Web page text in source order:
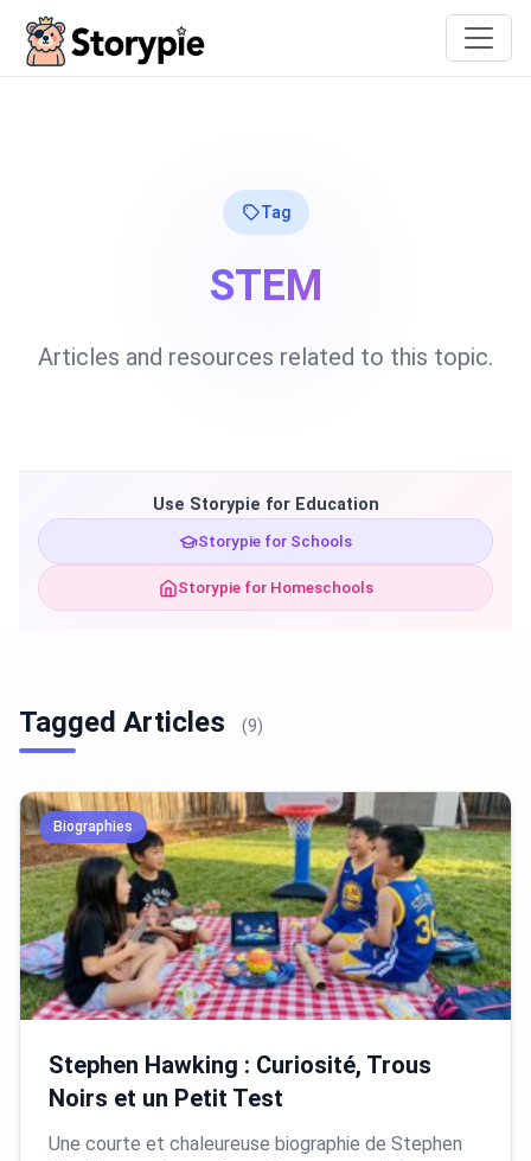
Tag
STEM
Articles and resources related to this topic.
Use Storypie for Education
Storypie for Schools
Storypie for Homeschools
Tagged Articles (9)
Biographies
Stephen Hawking : Curiosité, Trous
Noirs et un Petit Test
Une courte et chaleureuse biographie de Stephen